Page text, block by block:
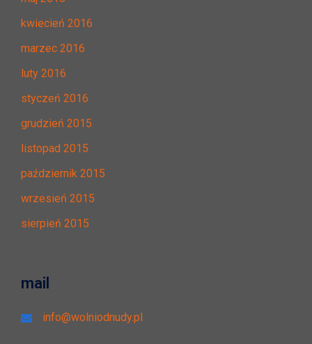
kwiecień 2016
marzec 2016
luty 2016
styczeń 2016
grudzień 2015
listopad 2015
październik 2015
wrzesień 2015
sierpień 2015
mail
info@wolniodnudy.pl